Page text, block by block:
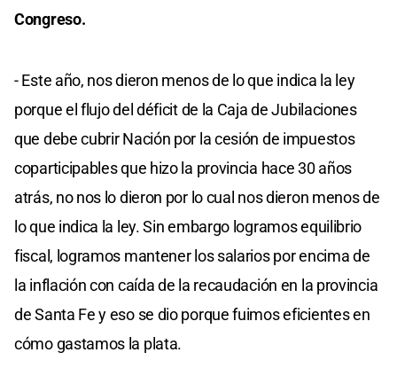
Congreso.
- Este año, nos dieron menos de lo que indica la ley
porque el flujo del déficit de la Caja de Jubilaciones
que debe cubrir Nación por la cesión de impuestos
coparticipables que hizo la provincia hace 30 años
atrás, no nos lo dieron por lo cual nos dieron menos de
lo que indica la ley. Sin embargo logramos equilibrio
fiscal, logramos mantener los salarios por encima de
la inflación con caída de la recaudación en la provincia
de Santa Fe y eso se dio porque fuimos eficientes en
cómo gastamos la plata.